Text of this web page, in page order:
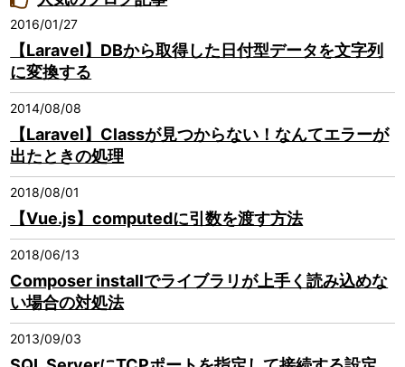
2016/01/27
【Laravel】DBから取得した日付型データを文字列
に変換する
2014/08/08
【Laravel】Classが見つからない！なんてエラーが
出たときの処理
2018/08/01
【Vue.js】computedに引数を渡す方法
2018/06/13
Composer installでライブラリが上手く読み込めな
い場合の対処法
2013/09/03